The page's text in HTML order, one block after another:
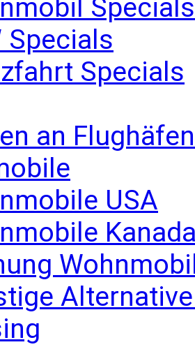
Specials
Specials
Specials
an Flughäfen
USA